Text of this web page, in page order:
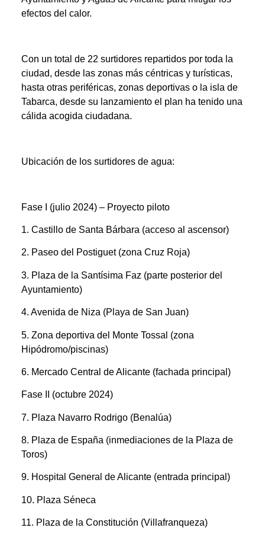
efectos del calor.
Con un total de 22 surtidores repartidos por toda la
ciudad, desde las zonas más céntricas y turísticas,
hasta otras periféricas, zonas deportivas o la isla de
Tabarca, desde su lanzamiento el plan ha tenido una
cálida acogida ciudadana.
Ubicación de los surtidores de agua:
Fase I (julio 2024) – Proyecto piloto
1. Castillo de Santa Bárbara (acceso al ascensor)
2. Paseo del Postiguet (zona Cruz Roja)
3. Plaza de la Santísima Faz (parte posterior del
Ayuntamiento)
4. Avenida de Niza (Playa de San Juan)
5. Zona deportiva del Monte Tossal (zona
Hipódromo/piscinas)
6. Mercado Central de Alicante (fachada principal)
Fase II (octubre 2024)
7. Plaza Navarro Rodrigo (Benalúa)
8. Plaza de España (inmediaciones de la Plaza de
Toros)
9. Hospital General de Alicante (entrada principal)
10. Plaza Séneca
11. Plaza de la Constitución (Villafranqueza)